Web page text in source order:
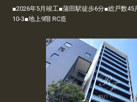
■2026年5月竣工■蒲田駅徒歩6分■総戸数
10-3■地上9階 RC造